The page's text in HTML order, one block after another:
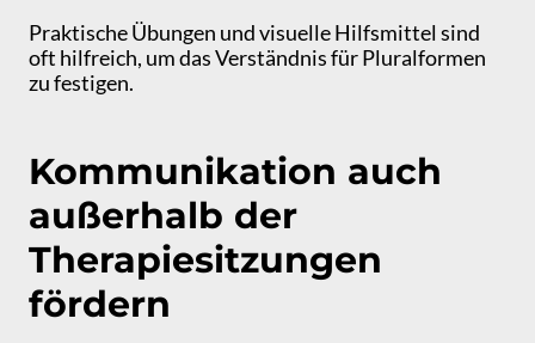
Praktische Übungen und visuelle Hilfsmittel sind
oft hilfreich, um das Verständnis für Pluralformen
zu festigen.
Kommunikation auch
außerhalb der
Therapiesitzungen
fördern